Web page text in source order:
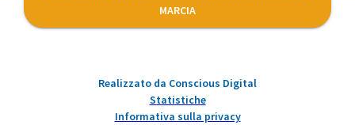
MARCIA
Realizzato da Conscious Digital
Statistiche
Informativa sulla privacy